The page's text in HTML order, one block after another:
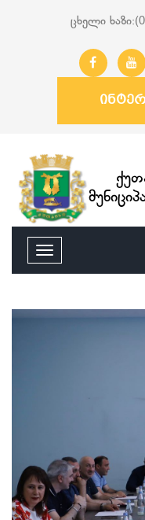
ცხელი